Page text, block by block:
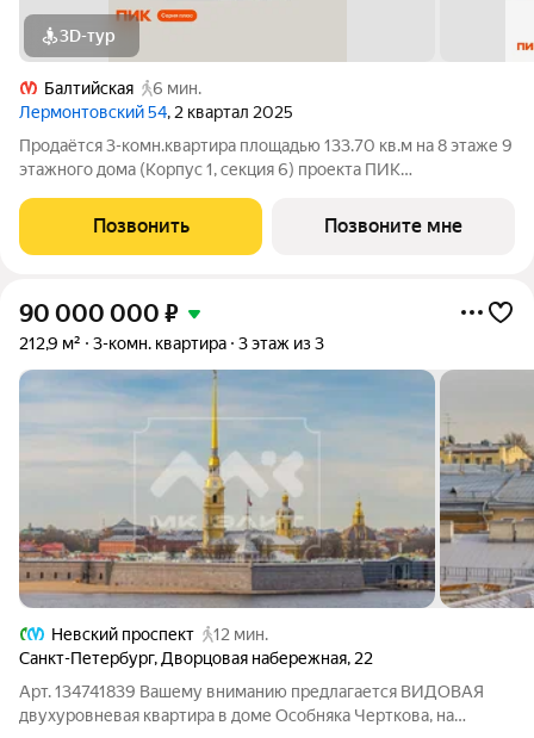
3D-тур
Балтийская
6 мин.
Лермонтовский 54, 2 квартал 2025
Продаётся 3-комн.квартира площадью 133.70 кв.м на 8 этаже 9
этажного дома (Корпус 1, секция 6) проекта ПИК
земли, функциональная планировка, большие окна, с отделкой.
«Лермонтовский 54» находится
Позвонить Позвоните мне
90 000 000 ₽
212,9 м² 3-комн. квартира 3 этаж из 3
Невский проспект
12 мин.
Санкт-Петербург, Дворцовая набережная, 22
Арт. 134741839 Вашему вниманию предлагается ВИДОВАЯ
двухуровневая квартира в доме Особняка Черткова, на